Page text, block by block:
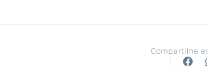
Compartilhe